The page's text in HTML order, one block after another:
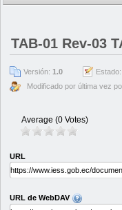
TAB-01 Rev-03
Versión: 1.0 Estado:
Modificado por última vez
Average (0 Votes)
URL
URL de WebDAV